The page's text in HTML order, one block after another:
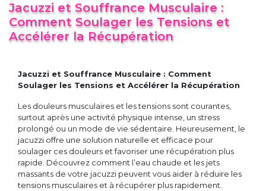
Jacuzzi et Souffrance Musculaire :
Comment Soulager les Tensions et
Accélérer la Récupération
Jacuzzi et Souffrance Musculaire : Comment
Soulager les Tensions et Accélérer la Récupération
Les douleurs musculaires et les tensions sont courantes,
surtout après une activité physique intense, un stress
prolongé ou un mode de vie sédentaire. Heureusement, le
jacuzzi offre une solution naturelle et efficace pour
soulager ces douleurs et favoriser une récupération plus
rapide. Découvrez comment l’eau chaude et les jets
massants de votre jacuzzi peuvent vous aider à réduire les
tensions musculaires et à récupérer plus rapidement.